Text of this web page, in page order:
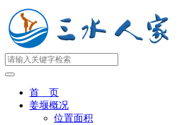
首 页
姜堰概况
位置面积